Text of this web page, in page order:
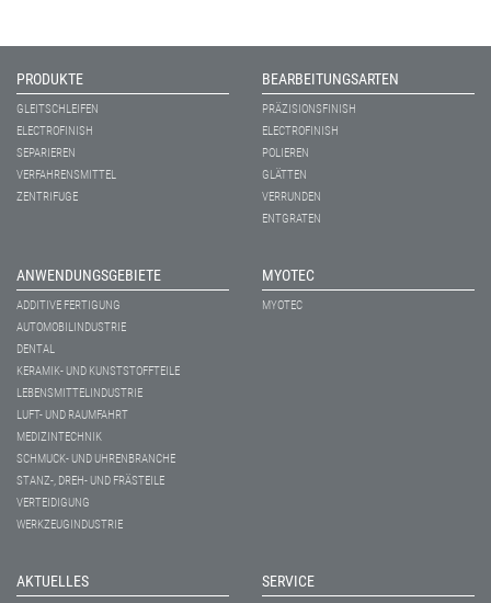
PRODUKTE
GLEITSCHLEIFEN
ELECTROFINISH
SEPARIEREN
VERFAHRENSMITTEL
ZENTRIFUGE
BEARBEITUNGSARTEN
PRÄZISIONSFINISH
ELECTROFINISH
POLIEREN
GLÄTTEN
VERRUNDEN
ENTGRATEN
ANWENDUNGSGEBIETE
ADDITIVE FERTIGUNG
AUTOMOBILINDUSTRIE
DENTAL
KERAMIK- UND KUNSTSTOFFTEILE
LEBENSMITTELINDUSTRIE
LUFT- UND RAUMFAHRT
MEDIZINTECHNIK
SCHMUCK- UND UHRENBRANCHE
STANZ-, DREH- UND FRÄSTEILE
VERTEIDIGUNG
WERKZEUGINDUSTRIE
MYOTEC
MYOTEC
AKTUELLES SERVICE